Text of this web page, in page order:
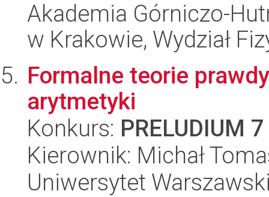
Akademia Górniczo-
w Krakowie, Wydział
Formalne teorie
arytmetyki
Konkurs: PRELUDIUM 7
Kierownik: Michał
Uniwersytet